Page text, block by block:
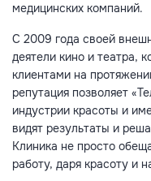
медицинских компаний.
С 2009 года своей
деятели кино и театра,
клиентами на
репутация позволяет
индустрии красоты и
видят результаты и
Клиника не просто
работу, даря красоту и